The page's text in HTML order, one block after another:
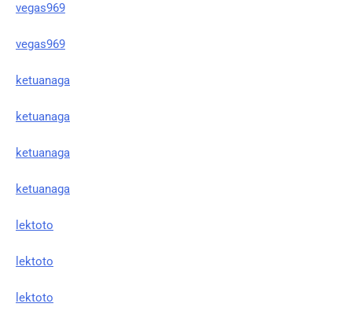
vegas969
vegas969
ketuanaga
ketuanaga
ketuanaga
ketuanaga
lektoto
lektoto
lektoto